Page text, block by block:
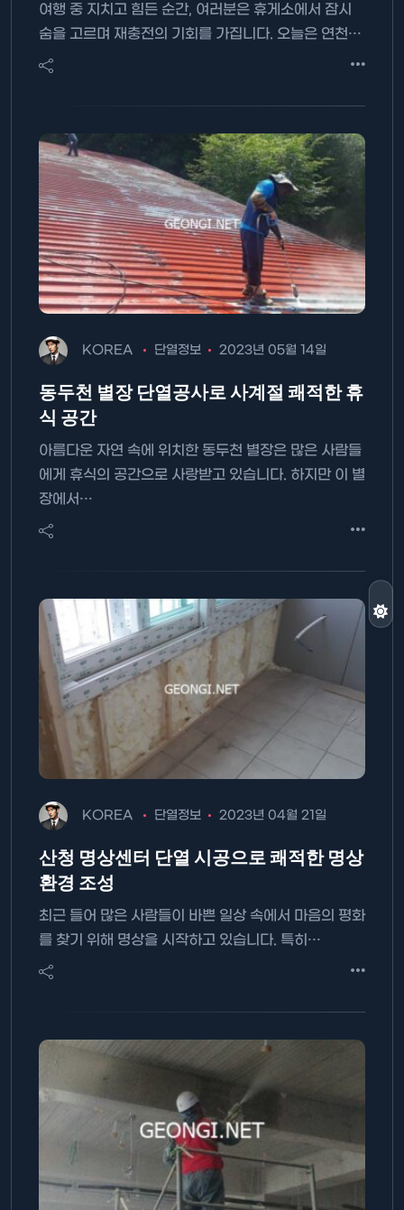
여행 중 지치고 힘든 순간, 여러분은 휴게소에서 잠시
숨을 고르며 재충전의 기회를 가집니다. 오늘은 연천…
KOREA 단열정보 2023년 05월 14일
동두천 별장 단열공사로 사계절 쾌적한 휴
식 공간
아름다운 자연 속에 위치한 동두천 별장은 많은 사람들
에게 휴식의 공간으로 사랑받고 있습니다. 하지만 이 별
장에서…
KOREA 단열정보 2023년 04월 21일
산청 명상센터 단열 시공으로 쾌적한 명상
환경 조성
최근 들어 많은 사람들이 바쁜 일상 속에서 마음의 평화
를 찾기 위해 명상을 시작하고 있습니다. 특히…